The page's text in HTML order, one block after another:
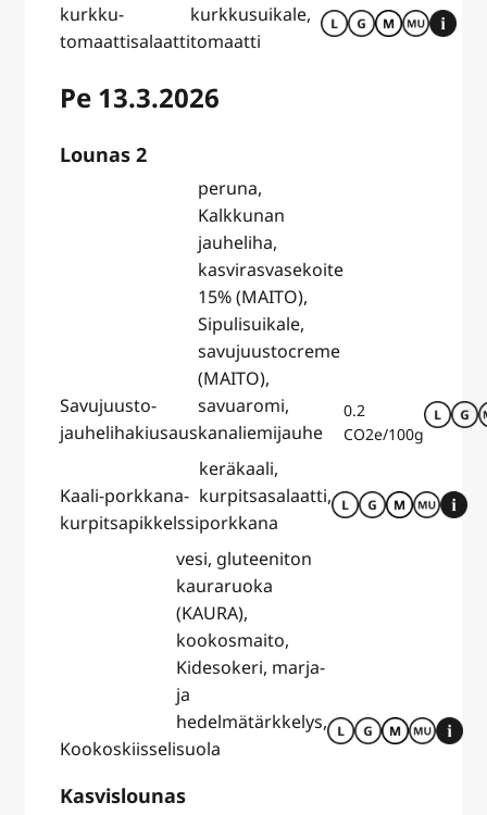
kurkku-
tomaattisalaatti
kurkkusuikale,
tomaatti
Pe 13.3.2026
Lounas 2
Savujuusto-
jauhelihakiusaus
peruna,
Kalkkunan
jauheliha,
kasvirasvasekoite
15% (MAITO),
Sipulisuikale,
savujuustocreme
(MAITO),
savuaromi,
kanaliemijauhe
0.2
CO2e/100g
Kaali-porkkana-
kurpitsapikkelssi
keräkaali,
kurpitsasalaatti,
porkkana
Kookoskiisseli
vesi, gluteeniton
kauraruoka
(KAURA),
kookosmaito,
Kidesokeri, marja-
ja
hedelmätärkkelys,
suola
Kasvislounas